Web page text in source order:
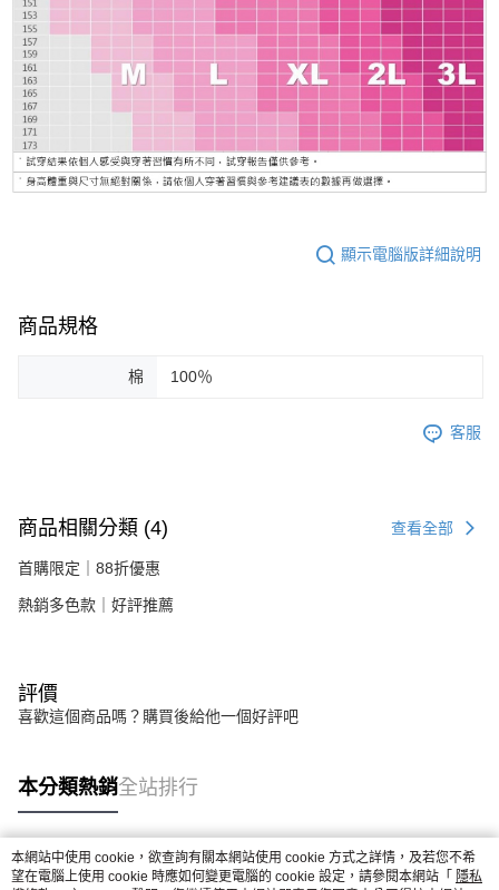
顯示電腦版詳細說明
商品規格
棉 100％
客服
商品相關分類 (4) 查看全部
首購限定｜88折優惠
熱銷多色款｜好評推薦
評價
喜歡這個商品嗎？購買後給他一個好評吧
本分類熱銷全站排行
熱門標籤
本網站中使用 cookie，欲查詢有關本網站使用 cookie 方式之詳情，及若您不希
望在電腦上使用 cookie 時應如何變更電腦的 cookie 設定，請參閱本網站「 隱私